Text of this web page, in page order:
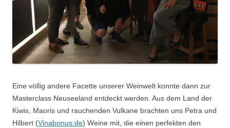
Eine völlig andere Facette unserer Weinwelt konnte dann zur
Masterclass Neuseeland entdeckt werden. Aus dem Land der
Kiwis, Maoris und rauchenden Vulkane brachten uns Petra und
Hilbert (Vinabonus.de) Weine mit, die einen perfekten den